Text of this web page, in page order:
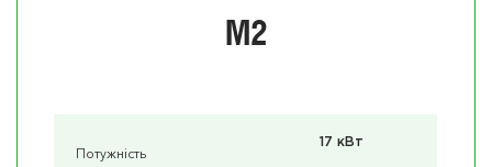
M2
Потужність
17 кВт